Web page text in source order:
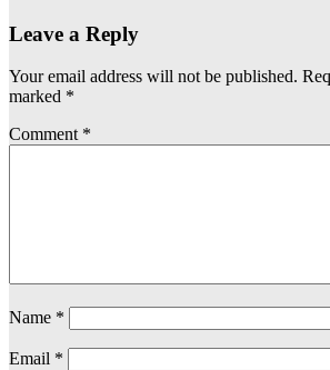
Leave a Reply
Your email address will not be published.
marked *
Comment *
Name *
Email *